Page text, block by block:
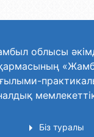
облысы
Біз туралы